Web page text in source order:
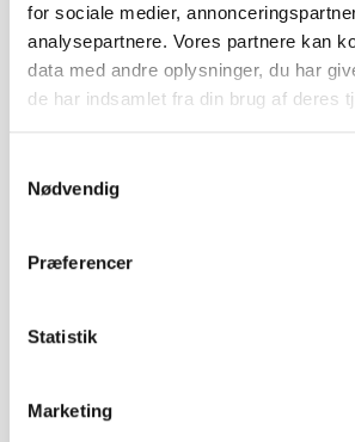
for sociale medier,
analysepartnere. Vores partnere kan
data med andre oplysninger, du har
de har indsamlet fra din brug af deres
Nødvendig
Præferencer
Statistik
Marketing
Påløbsbremse KF27/A
SKU: 10132
− +